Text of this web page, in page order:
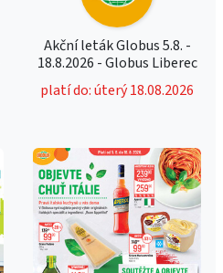
Akční leták Globus 5.8. -
18.8.2026 - Globus Liberec
platí do: úterý 18.08.2026